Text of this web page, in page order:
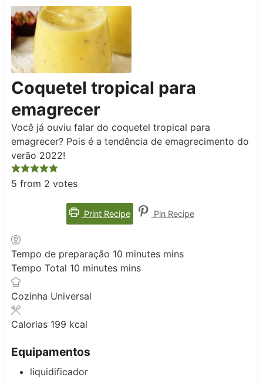
Coquetel tropical para
emagrecer
Você já ouviu falar do coquetel tropical para
emagrecer? Pois é a tendência de emagrecimento do
verão 2022!
5 from 2 votes
Print Recipe Pin Recipe
Tempo de preparação 10 minutes mins
Tempo Total 10 minutes mins
Cozinha Universal
Calorias 199 kcal
Equipamentos
liquidificador